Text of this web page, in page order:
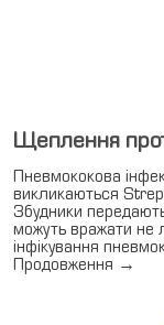
Щеплення
Пневмококова
викликаються
Збудники
можуть вражати не
інфікування
Продовження →